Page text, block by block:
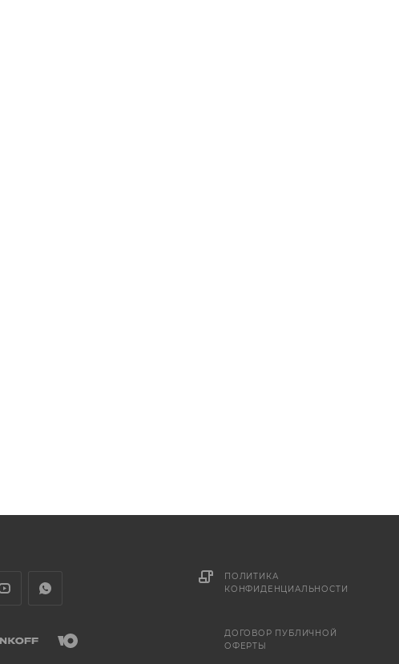
ПОЛИТИКА
КОНФИДЕНЦИАЛЬНОСТИ
ДОГОВОР ПУБЛИЧНОЙ
ОФЕРТЫ